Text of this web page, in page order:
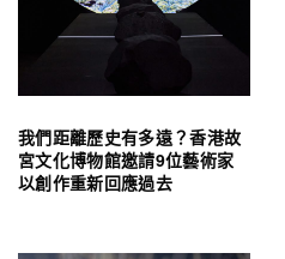
我們距離歷史有多遠？香港故
宮文化博物館邀請9位藝術家
以創作重新回應過去